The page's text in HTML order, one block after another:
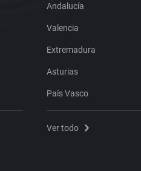
Andalucía
Valencia
Extremadura
Asturias
País Vasco
Ver todo